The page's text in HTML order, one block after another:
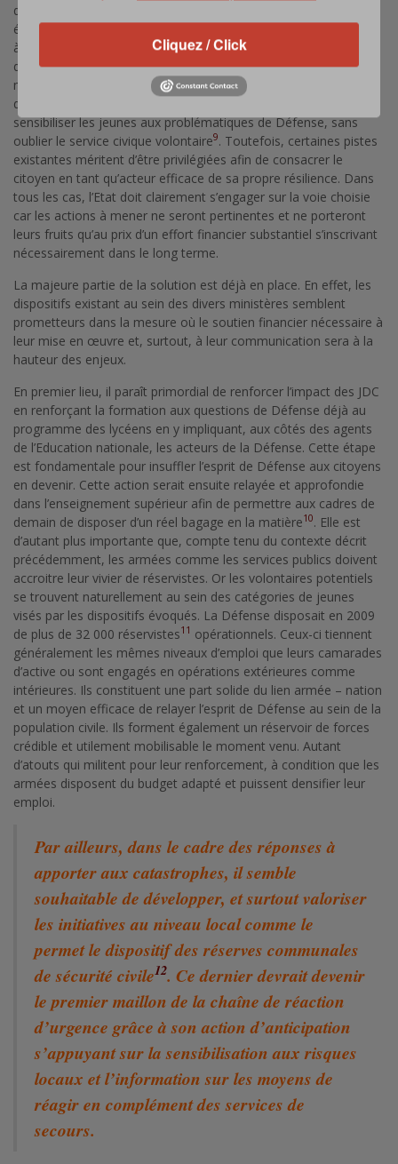
de sa suspension en 1996, un certain nombre de mesures ont
été prises, avec plus ou moins de succès, pour inciter le citoyen
à s’impliquer au service de la nation. Il ne s’agit pas ici de
détailler tous les dispositifs en place, du rôle de l’Education
nationale pour insuffler l’esprit de civisme, aux Journées de
défense et de citoyenneté (JDC
8
sensibiliser les jeunes aux problématiques de Défense, sans
oublier le service civique volontaire9. Toutefois, certaines pistes
existantes méritent d’être privilégiées afin de consacrer le
citoyen en tant qu’acteur efficace de sa propre résilience. Dans
tous les cas, l’Etat doit clairement s’engager sur la voie choisie
car les actions à mener ne seront pertinentes et ne porteront
leurs fruits qu’au prix d’un effort financier substantiel s’inscrivant
nécessairement dans le long terme.
La majeure partie de la solution est déjà en place. En effet, les
dispositifs existant au sein des divers ministères semblent
prometteurs dans la mesure où le soutien financier nécessaire à
leur mise en œuvre et, surtout, à leur communication sera à la
hauteur des enjeux.
En premier lieu, il paraît primordial de renforcer l’impact des JDC
en renforçant la formation aux questions de Défense déjà au
programme des lycéens en y impliquant, aux côtés des agents
de l’Education nationale, les acteurs de la Défense. Cette étape
est fondamentale pour insuffler l’esprit de Défense aux citoyens
en devenir. Cette action serait ensuite relayée et approfondie
dans l’enseignement supérieur afin de permettre aux cadres de
demain de disposer d’un réel bagage en la matière10. Elle est
d’autant plus importante que, compte tenu du contexte décrit
précédemment, les armées comme les services publics doivent
accroitre leur vivier de réservistes. Or les volontaires potentiels
se trouvent naturellement au sein des catégories de jeunes
visés par les dispositifs évoqués. La Défense disposait en 2009
de plus de 32 000 réservistes11 opérationnels. Ceux-ci tiennent
généralement les mêmes niveaux d’emploi que leurs camarades
d’active ou sont engagés en opérations extérieures comme
intérieures. Ils constituent une part solide du lien armée – nation
et un moyen efficace de relayer l’esprit de Défense au sein de la
population civile. Ils forment également un réservoir de forces
crédible et utilement mobilisable le moment venu. Autant
d’atouts qui militent pour leur renforcement, à condition que les
armées disposent du budget adapté et puissent densifier leur
emploi.
Par ailleurs, dans le cadre des réponses à
apporter aux catastrophes, il semble
souhaitable de développer, et surtout valoriser
les initiatives au niveau local comme le
permet le dispositif des réserves communales
de sécurité civile12. Ce dernier devrait devenir
le premier maillon de la chaîne de réaction
d’urgence grâce à son action d’anticipation
s’appuyant sur la sensibilisation aux risques
locaux et l’information sur les moyens de
réagir en complément des services de
secours.
Cliquez / Click